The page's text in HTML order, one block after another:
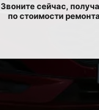
Звоните сейчас,
по стоимости